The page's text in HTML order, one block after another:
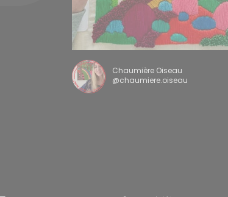
Chaumière Oiseau
@chaumiere.oiseau